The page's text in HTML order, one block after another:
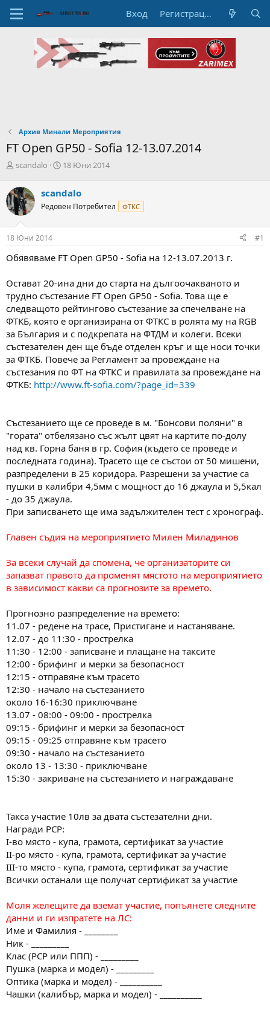
Вход Регистрация
Архив Минали Мероприятия
FT Open GP50 - Sofia 12-13.07.2014
А
т
о
р
н
а
т
е
м
т
а
scandalo
Н
а
л
а
т
18 Юни 2014
scandalo
Редовен Потребител ФТКС
18 Юни 2014 #1
Обявяваме FT Open GP50 - Sofia на 12-13.07.2013 г.
Остават 20-ина дни до старта на дългоочакваното и
трудно състезание FT Open GP50 - Sofia. Това ще е
следващото рейтингово състезание за спечелване на
ФТКБ, която е организирана от ФТКС в ролята му на RGB
за България и с подкрепата на ФТДМ и колеги. Всеки
състезателен ден ще бъде отделен кръг и ще носи точки
за ФТКБ. Повече за Регламент за провеждане на
състезания по ФТ на ФТКС и правилата за провеждане на
ФТКБ: http://www.ft-sofia.com/?page_id=339
Състезанието ще се проведе в м. "Бонсови поляни" в
"гората" отбелязано със жълт цвят на картите по-долу
над кв. Горна баня в гр. София (където се проведе и
последната година). Трасето ще се състои от 50 мишени,
разпределени в 25 коридора. Разрешени за участие са
пушки в калибри 4,5мм с мощност до 16 джаула и 5,5кал
- до 35 джаула.
При записването ще има задължителен тест с хронограф.
Главен съдия на мероприятието Милен Миладинов
За всеки случай да спомена, че организаторите си
запазват правото да променят мястото на мероприятието
в зависимост какви са прогнозите за времето.
Прогнозно разпределение на времето:
11.07 - редене на трасе, Пристигане и настаняване.
12.07 - до 11:30 - прострелка
11:30 - 12:00 - записване и плащане на таксите
12:00 - брифинг и мерки за безопасност
12:15 - отправяне към трасето
12:30 - начало на състезанието
около 16-16:30 приключване
13.07 - 08:00 - 09:00 - прострелка
09:15 - брифинг и мерки за безопасност
09:15 - 09:25 отправяне към трасето
09:30 - начало на състезанието
около 13 - 13:30 - приключване
15:30 - закриване на състезанието и награждаване
Такса участие 10лв за двата състезателни дни.
Награди РСР:
І-во място - купа, грамота, сертификат за участие
ІІ-ро място - купа, грамота, сертификат за участие
ІІІ-то място - купа, грамота, сертификат за участие
Всички останали ще получат сертификат за участие
Моля желещите да вземат участие, попълнете следните
данни и ги изпратете на ЛС:
Име и Фамилия - ________
Ник - _________
Клас (РСР или ППП) - _________
Пушка (марка и модел) - _________
Оптика (марка и модел) - __________
Чашки (калибър, марка и модел) - __________